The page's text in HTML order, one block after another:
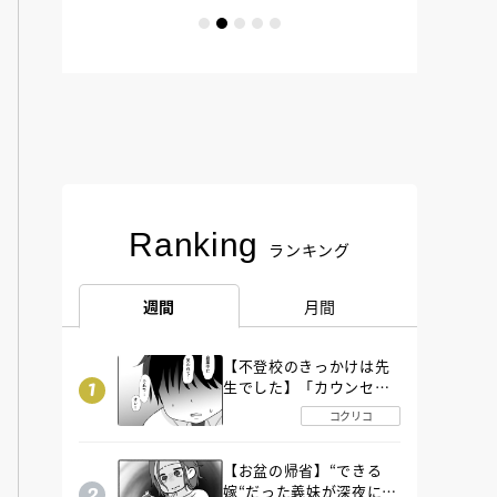
Ranking ランキング
週間 月間
【不登校のきっかけは先
生でした】「カウンセリ
ングの時間」生徒の情報
をバラしたのは…《第２
コクリコ
【お盆の帰省】“できる
嫁“だった義妹が深夜に